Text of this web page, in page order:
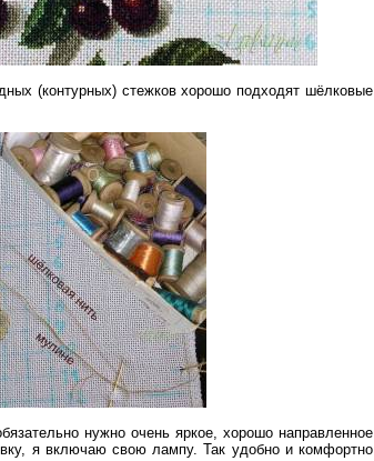
(контурных) стежков хорошо подходят шёлковые
нужно очень яркое, хорошо направленное
я включаю свою лампу. Так удобно и комфортно